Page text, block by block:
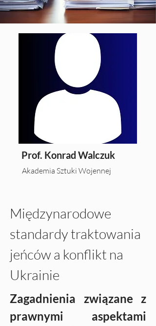
Prof. Konrad Walczuk
Akademia Sztuki Wojennej
Międzynarodowe
standardy traktowania
jeńców a konflikt na
Ukrainie
Zagadnienia związane z
prawnymi aspektami